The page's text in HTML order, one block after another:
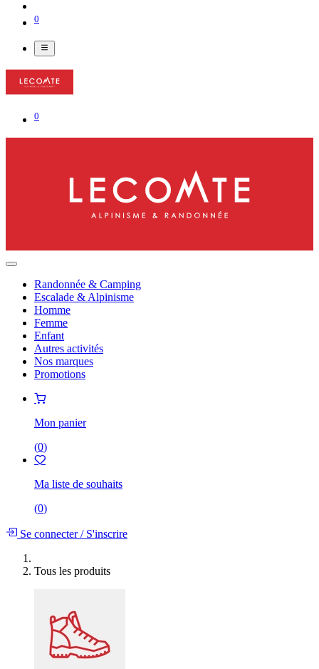
0
0
Randonnée & Camping
Escalade & Alpinisme
Homme
Femme
Enfant
Autres activités
Nos marques
Promotions
Mon panier
(0)
Ma liste de souhaits
(0)
Se connecter/S'inscrire
Tous les produits